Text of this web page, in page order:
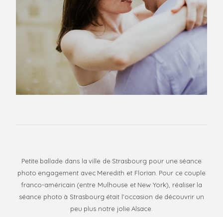
Petite ballade dans la ville de Strasbourg pour une séance
photo engagement avec Meredith et Florian. Pour ce couple
franco-américain (entre Mulhouse et New York), réaliser la
séance photo à Strasbourg était l’occasion de découvrir un
peu plus notre jolie Alsace.
setter, an
adventurer, a
coffee lover
and a
photographer!
I love
experiments
and personal
projects.
and breathing
scenes is what
gets me
excited! If you
call yourself a
creative,
Contact